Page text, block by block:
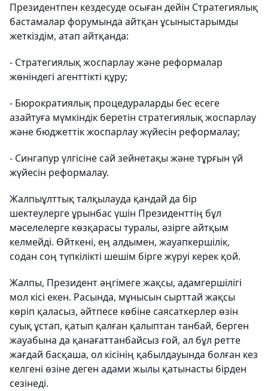
Президентпен кездесуде осыған дейін Стратегиялық
бастамалар форумында айтқан ұсыныстарымды
жеткіздім, атап айтқанда:
- Стратегиялық жоспарлау және реформалар
жөніндегі агенттікті құру;
- Бюрократиялық процедураларды бес есеге
азайтуға мүмкіндік беретін стратегиялық жоспарлау
және бюджеттік жоспарлау жүйесін реформалау;
- Сингапур үлгісіне сай зейнетақы және тұрғын үй
жүйесін реформалау.
Жалпыұлттық талқылауда қандай да бір
шектеулерге ұрынбас үшін Президенттің бұл
мәселелерге көзқарасы туралы, әзірге айтқым
келмейді. Өйткені, ең алдымен, жауапкершілік,
содан соң түпкілікті шешім бірге жүруі керек қой.
Жалпы, Президент әңгімеге жақсы, адамгершілігі
мол кісі екен. Расында, мұнысын сырттай жақсы
көріп қаласыз, әйтпесе көбіне саясаткерлер өзін
суық ұстап, қатып қалған қалыптан танбай, берген
жауабына да қанағаттанбайсыз ғой, ал бұл ретте
жағдай басқаша, ол кісінің қабылдауында болған кез
келгені өзіне деген адами жылы қатынасты бірден
сезінеді.